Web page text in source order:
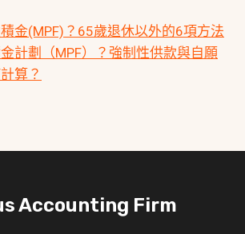
金(MPF)？65歲退休以外的6項方法
計劃（MPF）？強制性供款與自願
算？
Accounting Firm